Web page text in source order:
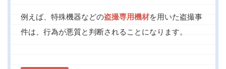
例えば、特殊機器などの盗撮専用機材を用いた盗撮事
件は、行為が悪質と判断されることになります。